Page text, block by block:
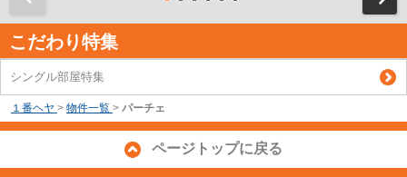
こだわり特集
シングル部屋特集
１番ヘヤ > 物件一覧 > パーチェ
ページトップに戻る